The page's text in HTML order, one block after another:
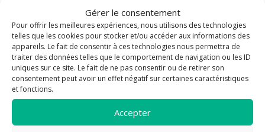
Gérer le consentement
Pour offrir les meilleures expériences, nous utilisons des technologies
telles que les cookies pour stocker et/ou accéder aux informations des
appareils. Le fait de consentir à ces technologies nous permettra de
traiter des données telles que le comportement de navigation ou les ID
uniques sur ce site. Le fait de ne pas consentir ou de retirer son
consentement peut avoir un effet négatif sur certaines caractéristiques
et fonctions.
Accepter
La paroisse Saint Louis Roy
de France au Lavandou
Notre paroisse fait partie du doyenné de Hyères dans le
diocèse de Fréjus-Toulon. Elle est sous la responsabilité du